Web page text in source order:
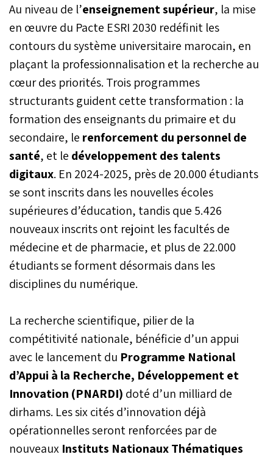
Au niveau de l’enseignement supérieur, la mise
en œuvre du Pacte ESRI 2030 redéfinit les
contours du système universitaire marocain, en
plaçant la professionnalisation et la recherche au
cœur des priorités. Trois programmes
structurants guident cette transformation : la
formation des enseignants du primaire et du
secondaire, le renforcement du personnel de
santé, et le développement des talents
digitaux. En 2024-2025, près de 20.000 étudiants
se sont inscrits dans les nouvelles écoles
supérieures d’éducation, tandis que 5.426
nouveaux inscrits ont rejoint les facultés de
médecine et de pharmacie, et plus de 22.000
étudiants se forment désormais dans les
disciplines du numérique.
La recherche scientifique, pilier de la
compétitivité nationale, bénéficie d’un appui
avec le lancement du Programme National
d’Appui à la Recherche, Développement et
Innovation (PNARDI) doté d’un milliard de
dirhams. Les six cités d’innovation déjà
opérationnelles seront renforcées par de
nouveaux Instituts Nationaux Thématiques